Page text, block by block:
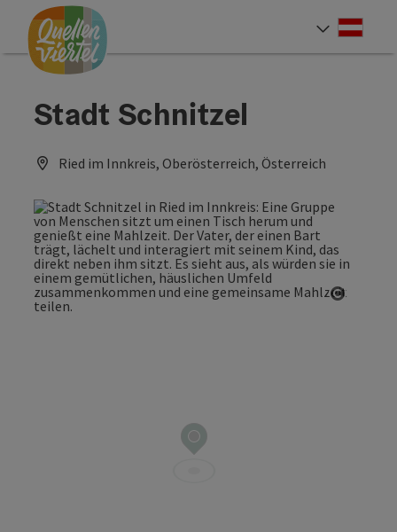
Zum Inhalt
Zur Navigation
Zum Seitenanfang
Stadt Schnitzel
Ried im Innkreis, Oberösterreich, Österreich